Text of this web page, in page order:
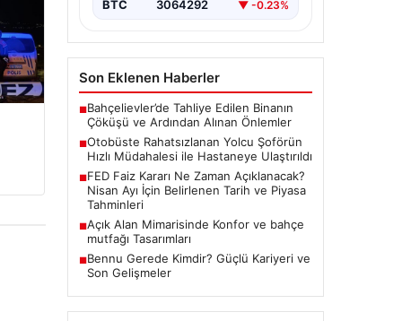
BTC 3064292 ▼ -0.23%
Son Eklenen Haberler
■Bahçelievler’de Tahliye Edilen Binanın
Çöküşü ve Ardından Alınan Önlemler
■Otobüste Rahatsızlanan Yolcu Şoförün
Hızlı Müdahalesi ile Hastaneye Ulaştırıldı
■FED Faiz Kararı Ne Zaman Açıklanacak?
Nisan Ayı İçin Belirlenen Tarih ve Piyasa
Tahminleri
■Açık Alan Mimarisinde Konfor ve bahçe
mutfağı Tasarımları
■Bennu Gerede Kimdir? Güçlü Kariyeri ve
Son Gelişmeler